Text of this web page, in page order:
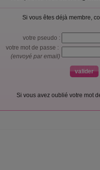
Si vous êtes déjà membre,
votre pseudo :
votre mot de passe :
(envoyé par email)
Si vous avez oublié votre mot